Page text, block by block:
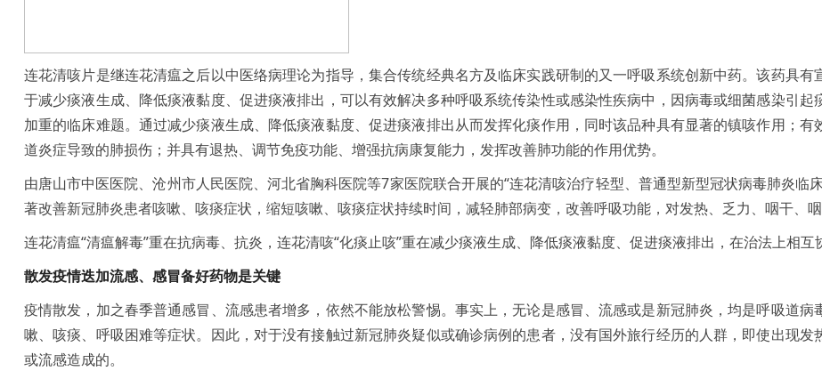
连花清咳片是继连花清瘟之后以中医络病理论为指导，集合传统经典名方及临床实践研制的又一呼吸系统创新中药。该药具
于减少痰液生成、降低痰液黏度、促进痰液排出，可以有效解决多种呼吸系统传染性或感染性疾病中，因病毒或细菌感染引
加重的临床难题。通过减少痰液生成、降低痰液黏度、促进痰液排出从而发挥化痰作用，同时该品种具有显著的镇咳作用；
道炎症导致的肺损伤；并具有退热、调节免疫功能、增强抗病康复能力，发挥改善肺功能的作用优势。
由唐山市中医医院、沧州市人民医院、河北省胸科医院等7家医院联合开展的“连花清咳治疗轻型、普通型新型冠状病毒肺炎临
著改善新冠肺炎患者咳嗽、咳痰症状，缩短咳嗽、咳痰症状持续时间，减轻肺部病变，改善呼吸功能，对发热、乏力、咽干、
连花清瘟“清瘟解毒”重在抗病毒、抗炎，连花清咳“化痰止咳”重在减少痰液生成、降低痰液黏度、促进痰液排出，在治法上相互
散发疫情迭加流感、感冒备好药物是关键
疫情散发，加之春季普通感冒、流感患者增多，依然不能放松警惕。事实上，无论是感冒、流感或是新冠肺炎，均是呼吸道
嗽、咳痰、呼吸困难等症状。因此，对于没有接触过新冠肺炎疑似或确诊病例的患者，没有国外旅行经历的人群，即使出现
或流感造成的。